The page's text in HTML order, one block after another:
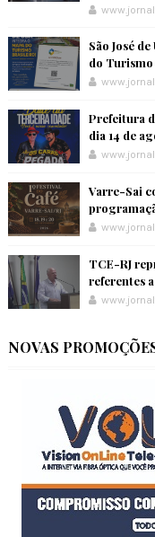
São José
do
Prefeitura
dia 14 de
Varre-Sai
TCE-RJ
referentes
NOVAS